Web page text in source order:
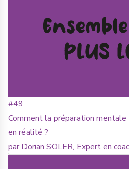
#49
Comment la préparation
en réalité ?
par Dorian SOLER, Expert en